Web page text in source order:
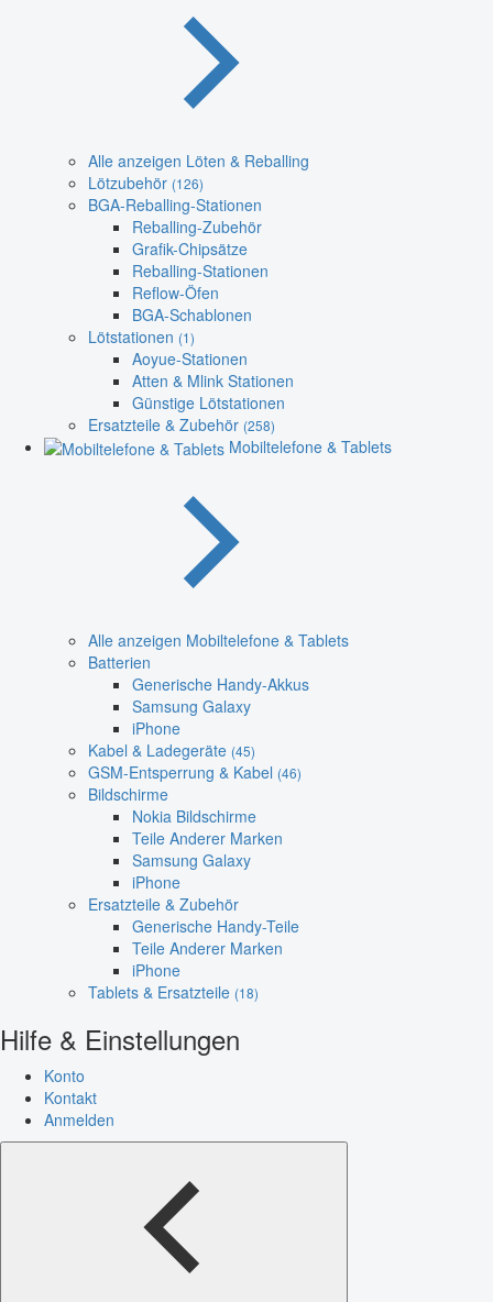
Alle anzeigen Löten & Reballing
Lötzubehör (126)
BGA-Reballing-Stationen
Reballing-Zubehör
Grafik-Chipsätze
Reballing-Stationen
Reflow-Öfen
BGA-Schablonen
Lötstationen (1)
Aoyue-Stationen
Atten & Mlink Stationen
Günstige Lötstationen
Ersatzteile & Zubehör (258)
Mobiltelefone & Tablets
Alle anzeigen Mobiltelefone & Tablets
Batterien
Generische Handy-Akkus
Samsung Galaxy
iPhone
Kabel & Ladegeräte (45)
GSM-Entsperrung & Kabel (46)
Bildschirme
Nokia Bildschirme
Teile Anderer Marken
Samsung Galaxy
iPhone
Ersatzteile & Zubehör
Generische Handy-Teile
Teile Anderer Marken
iPhone
Tablets & Ersatzteile (18)
Hilfe & Einstellungen
Konto
Kontakt
Anmelden